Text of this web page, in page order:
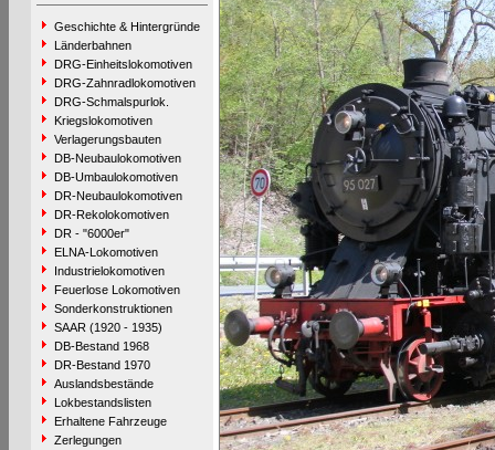
Geschichte & Hintergründe
Länderbahnen
DRG-Einheitslokomotiven
DRG-Zahnradlokomotiven
DRG-Schmalspurlok.
Kriegslokomotiven
Verlagerungsbauten
DB-Neubaulokomotiven
DB-Umbaulokomotiven
DR-Neubaulokomotiven
DR-Rekolokomotiven
DR - "6000er"
ELNA-Lokomotiven
Industrielokomotiven
Feuerlose Lokomotiven
Sonderkonstruktionen
SAAR (1920 - 1935)
DB-Bestand 1968
DR-Bestand 1970
Auslandsbestände
Lokbestandslisten
Erhaltene Fahrzeuge
Zerlegungen